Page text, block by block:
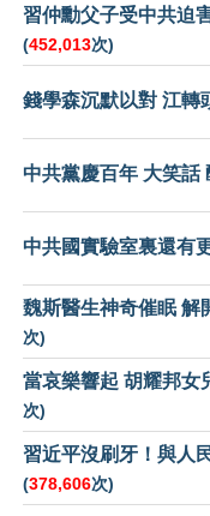
習仲勳父子受中共迫
(452,013次)
錢學森沉默以對 江轉
中共黨慶百年 大笑話
中共國實驗室裏還有
魏斯醫生神奇催眠 解
次)
當哀樂響起 胡耀邦女
次)
習近平沒刷牙！與人
(378,606次)